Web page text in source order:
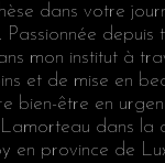
dans votre
Passionnée depuis
mon institut à
et de mise en
bien-être en
dans la
en province de